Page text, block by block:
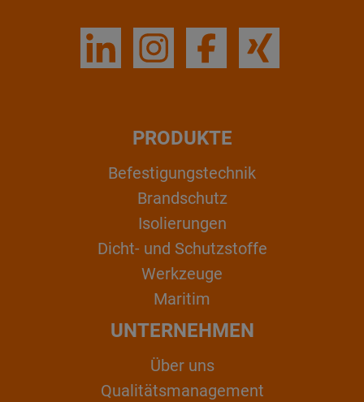
PRODUKTE
Befestigungstechnik
Brandschutz
Isolierungen
Dicht- und Schutzstoffe
Werkzeuge
Maritim
UNTERNEHMEN
Über uns
Qualitätsmanagement